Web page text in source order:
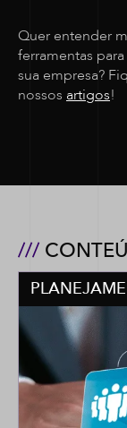
Quer entender
ferramentas
sua empresa?
nossos artigos!
///